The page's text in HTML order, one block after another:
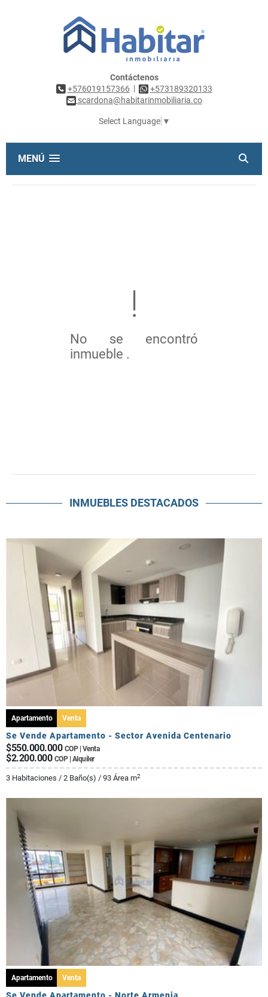
Contáctenos
+576019157366 |
+573189320133
scardona@habitarinmobiliaria.co
Select Language ▼
MENÚ
No se encontró
inmueble .
INMUEBLES DESTACADOS
Apartamento Venta
Se Vende Apartamento - Sector Avenida Centenario
$550.000.000 COP | Venta
$2.200.000 COP | Alquiler
3 Habitaciones / 2 Baño(s) / 93 Área m2
Apartamento Venta